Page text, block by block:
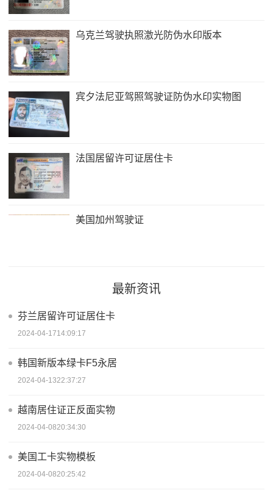
乌克兰驾驶执照激光防伪水印版本
宾夕法尼亚驾照驾驶证防伪水印实物图
法国居留许可证居住卡
美国加州驾驶证
最新资讯
芬兰居留许可证居住卡
2024-04-1714:09:17
韩国新版本绿卡F5永居
2024-04-1322:37:27
越南居住证正反面实物
2024-04-0820:34:30
美国工卡实物模板
2024-04-0820:25:42